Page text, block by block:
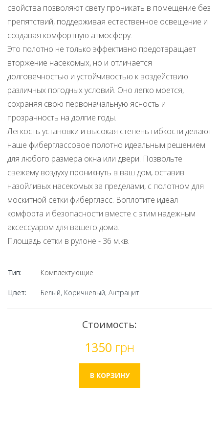
свойства позволяют свету проникать в помещение без
препятствий, поддерживая естественное освещение и
создавая комфортную атмосферу.
Это полотно не только эффективно предотвращает
вторжение насекомых, но и отличается
долговечностью и устойчивостью к воздействию
различных погодных условий. Оно легко моется,
сохраняя свою первоначальную ясность и
прозрачность на долгие годы.
Легкость установки и высокая степень гибкости делают
наше фиберглассовое полотно идеальным решением
для любого размера окна или двери. Позвольте
свежему воздуху проникнуть в ваш дом, оставив
назойливых насекомых за пределами, с полотном для
москитной сетки фибергласс. Воплотите идеал
комфорта и безопасности вместе с этим надежным
аксессуаром для вашего дома.
Площадь сетки в рулоне - 36 м.кв.
Тип: Комплектующие
Цвет: Белый, Коричневый, Антрацит
Стоимость:
1350 грн